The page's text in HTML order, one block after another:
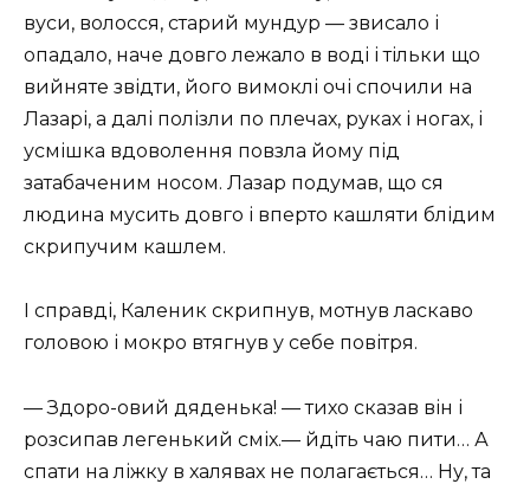
вуси, волосся, старий мундур — звисало і
опадало, наче довго лежало в воді і тільки що
вийняте звідти, його вимоклі очі спочили на
Лазарі, а далі полізли по плечах, руках і ногах, і
усмішка вдоволення повзла йому під
затабаченим носом. Лазар подумав, що ся
людина мусить довго і вперто кашляти блідим
скрипучим кашлем.
І справді, Каленик скрипнув, мотнув ласкаво
головою і мокро втягнув у себе повітря.
— Здоро-овий дяденька! — тихо сказав він і
розсипав легенький сміх.— йдіть чаю пити… А
спати на ліжку в халявах не полагається… Ну, та